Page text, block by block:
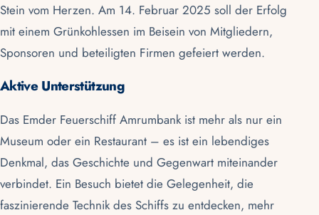
Stein vom Herzen. Am 14. Februar 2025 soll der Erfolg
mit einem Grünkohlessen im Beisein von Mitgliedern,
Sponsoren und beteiligten Firmen gefeiert werden.
Aktive Unterstützung
Das Emder Feuerschiff Amrumbankist mehr als nur ein
Museum oder ein Restaurant – es ist ein lebendiges
Denkmal, das Geschichte und Gegenwart miteinander
verbindet. Ein Besuch bietet die Gelegenheit, die
faszinierende Technik des Schiffs zu entdecken, mehr